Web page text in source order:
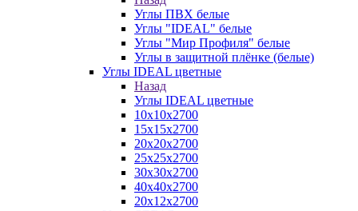
Углы ПВХ белые
Углы "IDEAL" белые
Углы "Мир Профиля" белые
Углы в защитной плёнке (белые)
Углы IDEAL цветные
Назад
Углы IDEAL цветные
10х10х2700
15х15х2700
20х20х2700
25х25х2700
30х30х2700
40х40х2700
20х12х2700